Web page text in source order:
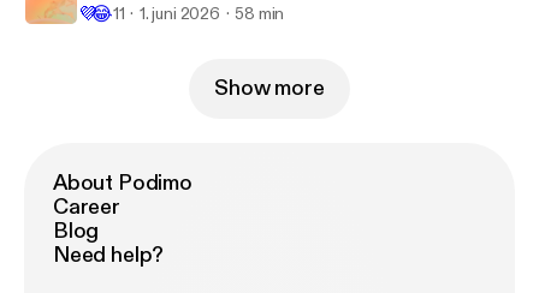
💜😂11 1. juni 2026 58 min
Show more
About Podimo
Career
Blog
Need help?